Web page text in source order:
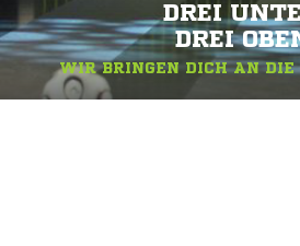
DREI
DREI
WIR BRINGEN DICH AN DIE